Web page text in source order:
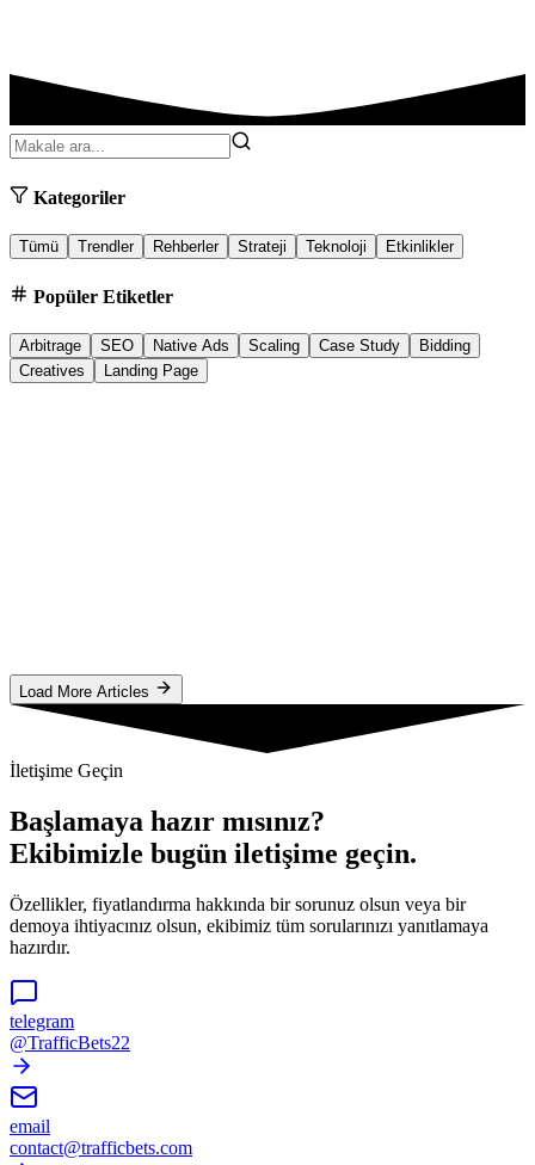
Kategoriler
Tümü Trendler Rehberler Strateji Teknoloji Etkinlikler
Popüler Etiketler
Arbitrage SEO Native Ads Scaling Case Study
Bidding
Creatives
Landing Page
Load More Articles
İletişime Geçin
Başlamaya hazır mısınız?
Ekibimizle bugün iletişime geçin.
Özellikler, fiyatlandırma hakkında bir sorunuz olsun veya bir
demoya ihtiyacınız olsun, ekibimiz tüm sorularınızı yanıtlamaya
hazırdır.
telegram
@TrafficBets22
email
contact@trafficbets.com